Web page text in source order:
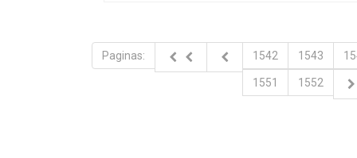
Paginas: 1542 1543
1551 1552